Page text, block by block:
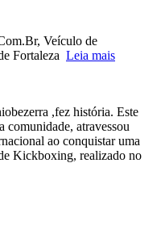
Veículo de
Fortaleza Leia mais
,fez história. Este
comunidade, atravessou
ao conquistar uma
Kickboxing, realizado no